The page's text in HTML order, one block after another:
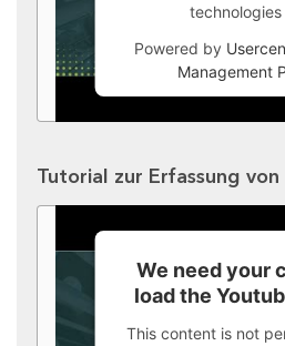
technologies
Powered by
Management
Tutorial zur Erfassung von
We need your
load the
This content is not